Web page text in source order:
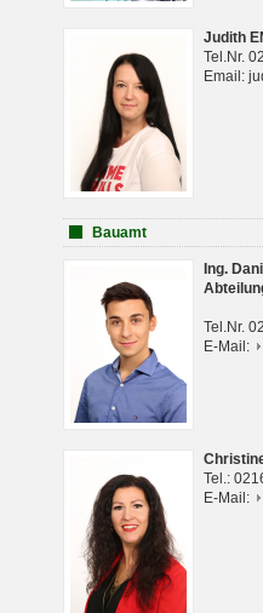
Judith
Tel.Nr.
Email:
Bauamt
Ing.
Tel.Nr.
E-Mail:
Tel.:
E-Mail: